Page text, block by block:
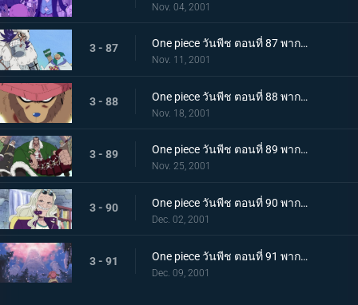
Nov. 04, 2001
3 - 87 One piece วันพีช ตอนที่ 87 พากย์ไทย ปะทะกองทัพวาโปล พลังของผลบาคุ บาคุ
Nov. 11, 2001
3 - 88 One piece วันพีช ตอนที่ 88 พากย์ไทย ผลปีศาจสายพันธุ์สัตว์ ช็อปเปอร์และร่างแปลงทั้ง 7
Nov. 18, 2001
3 - 89 One piece วันพีช ตอนที่ 89 พากย์ไทย จุดจบของราชาโฉด ธงแห่งความยึดมั่นจะคงอยู่ตลอดกาล
Nov. 25, 2001
3 - 90 One piece วันพีช ตอนที่ 90 พากย์ไทย ซากุระของฮีลลุค ปาฏิหาริย์แห่งดรัมร็อกกี
Dec. 02, 2001
3 - 91 One piece วันพีช ตอนที่ 91 พากย์ไทย ลาก่อนเกาะดรัม พวกผมจะออกทะเลแล้วนะ
Dec. 09, 2001